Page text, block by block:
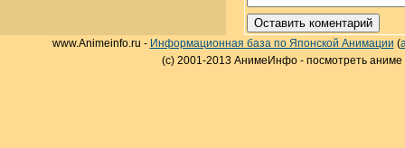
www.Animeinfo.ru - Информационная база по Японской Анимации (
(c) 2001-2013 АнимеИнфо - посмотреть аниме